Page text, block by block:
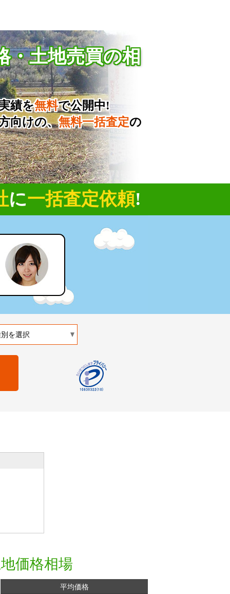
・土地売買の相
績を無料で公開中!
向けの、無料一括査定の
に一括査定依頼!
価格相場
平均価格